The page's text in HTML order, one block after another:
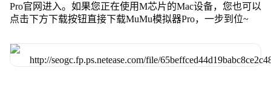
Pro官网进入。如果您正在使用M芯片的Mac设备，您也可以
点击下方下载按钮直接下载MuMu模拟器Pro，一步到位~